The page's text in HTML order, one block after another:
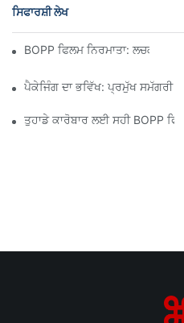
ਸਿਫਾਰਸ਼ੀ ਲੇਖ
BOPP ਫਿਲਮ ਨਿਰਮਾਤਾ: ਲਚਕਦਾਰ
ਪੈਕੇਜਿੰਗ ਦਾ ਭਵਿੱਖ: ਪ੍ਰਮੁੱਖ ਸਮੱਗਰੀ
ਤੁਹਾਡੇ ਕਾਰੋਬਾਰ ਲਈ ਸਹੀ BOPP